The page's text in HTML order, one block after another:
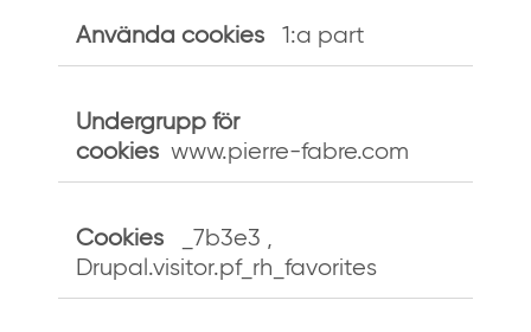
1:a part
www.pierre-fabre.com
_7b3e3 ,
Drupal.visitor.pf_rh_favorites